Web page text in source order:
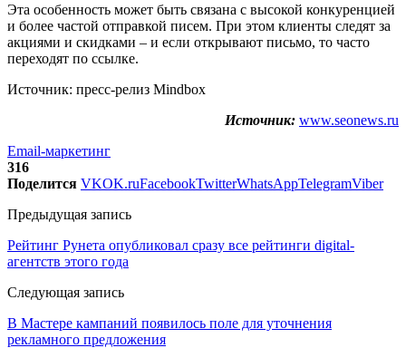
Эта особенность может быть связана с высокой конкуренцией
и более частой отправкой писем. При этом клиенты следят за
акциями и скидками – и если открывают письмо, то часто
переходят по ссылке.
Источник: пресс-релиз Mindbox
Источник: www.seonews.ru
Email-маркетинг
316
Поделится VKOK.ruFacebookTwitterWhatsAppTelegramViber
Предыдущая запись
Рейтинг Рунета опубликовал сразу все рейтинги digital-
агентств этого года
Следующая запись
В Мастере кампаний появилось поле для уточнения
рекламного предложения